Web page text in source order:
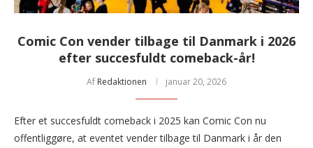
Comic Con vender tilbage til Danmark i 2026
efter succesfuldt comeback-år!
Af Redaktionen januar 20, 2026
Efter et succesfuldt comeback i 2025 kan Comic Con nu
offentliggøre, at eventet vender tilbage til Danmark i år den